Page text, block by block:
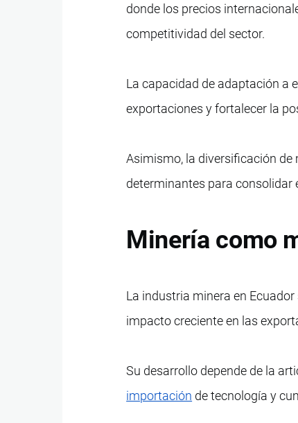
donde los precios
competitividad del sector.
La capacidad de adaptación a
exportaciones y fortalecer la
Asimismo, la diversificación
determinantes para consolidar
Minería como
La industria minera en
impacto creciente en las
Su desarrollo depende de la
importación de tecnología y